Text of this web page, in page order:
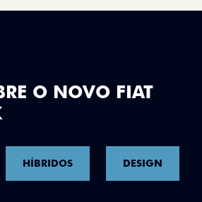
O NOVO FIAT
HÍBRIDOS DESIGN